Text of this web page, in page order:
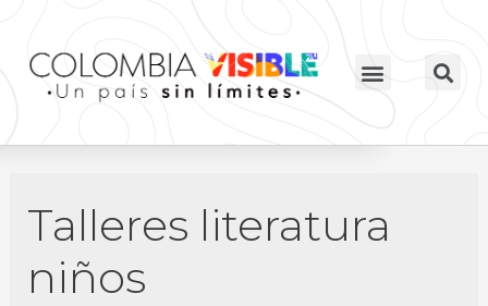
Talleres literatura
niños